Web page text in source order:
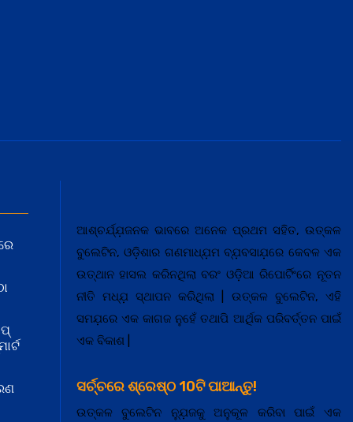
ଆଶ୍ଚର୍ଯ୍ଯ଼ଜନକ ଭାବରେ ଅନେକ ପ୍ରଥମ ସହିତ, ଉତ୍କଳ
ବୁଲେଟିନ, ଓଡ଼ିଶାର ଗଣମାଧ୍ଯ଼ମ ବ୍ଯ଼ବସାଯ଼ରେ କେବଳ ଏକ
ଉତ୍ଥାନ ହାସଲ କରିନଥିଲା ବରଂ ଓଡ଼ିଆ ରିପୋର୍ଟିଂରେ ନୂତନ
ନୀତି ମଧ୍ଯ଼ ସ୍ଥାପନ କରିଥିଲା | ଉତ୍କଳ ବୁଲେଟିନ, ଏହି
ସମଯ଼ରେ ଏକ କାଗଜ ନୁହେଁ ତଥାପି ଆର୍ଥିକ ପରିବର୍ତ୍ତନ ପାଇଁ
ଏକ ବିକାଶ |
ସର୍ଚ୍ଚରେ ଶ୍ରେଷ୍ଠ 10ଟି ପାଆନ୍ତୁ!
ଉତ୍କଳ ବୁଲେଟିନ ନ୍ଯ଼ୁଜକୁ ଅନୁକୂଳ କରିବା ପାଇଁ ଏକ